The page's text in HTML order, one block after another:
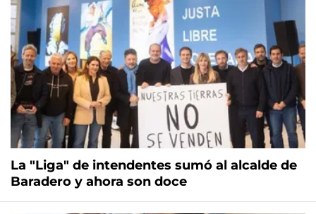
La "Liga" de intendentes sumó al alcalde de
Baradero y ahora son doce